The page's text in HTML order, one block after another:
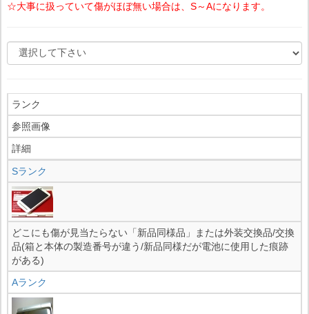
☆大事に扱っていて傷がほぼ無い場合は、S～Aになります。
ランク
参照画像
詳細
Sランク
どこにも傷が見当たらない「新品同様品」または外装交換品/交換
品(箱と本体の製造番号が違う/新品同様だが電池に使用した痕跡
がある)
Aランク